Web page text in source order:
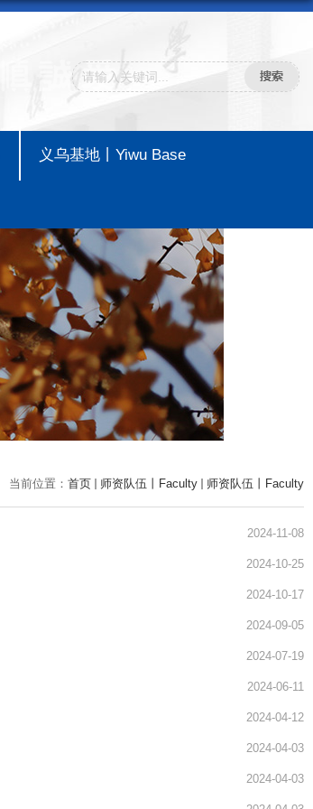
义乌基地丨Yiwu Base
当前位置： 首页 师资队伍丨Faculty 师资队伍丨Faculty
2024-11-08
2024-10-25
2024-10-17
2024-09-05
2024-07-19
2024-06-11
2024-04-12
2024-04-03
2024-04-03